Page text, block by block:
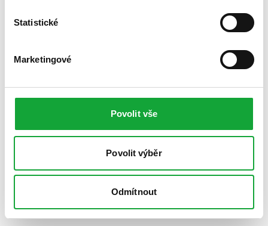
Statistické
Marketingové
Povolit vše
Povolit výběr
Odmítnout